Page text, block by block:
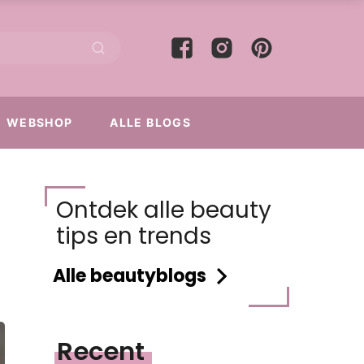
WEBSHOP ALLE BLOGS
Ontdek alle beauty
tips en trends
Alle beautyblogs
Recent